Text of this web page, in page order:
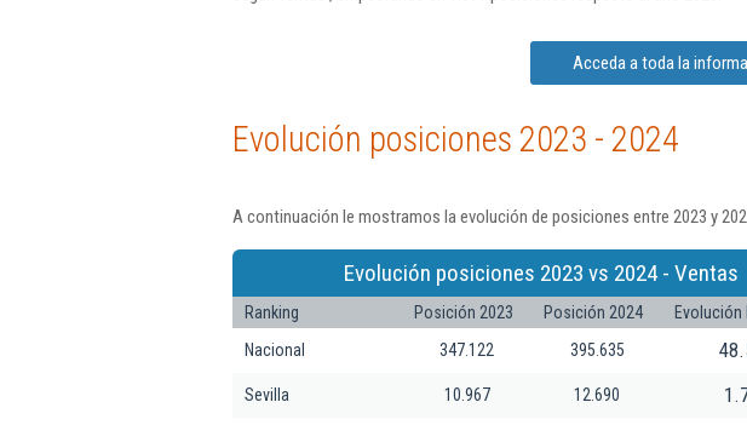
Acceda a toda la
Evolución posiciones 2023 - 2024
A continuación le mostramos la evolución de posiciones entre 2023 y
Evolución posiciones 2023 vs 2024 - Ventas
Ranking Posición 2023 Posición 2024
Nacional
347.122 395.635
Sevilla 10.967 12.690